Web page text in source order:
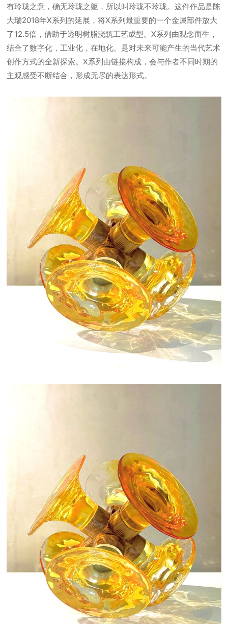
有玲珑之意，确无玲珑之躯，所以叫玲珑不玲珑。这件作品是陈
大瑞2018年X系列的延展，将X系列最重要的一个金属部件放大
了12.5倍，借助于透明树脂浇筑工艺成型。X系列由观念而生，
结合了数字化，工业化，在地化。是对未来可能产生的当代艺术
创作方式的全新探索。X系列由链接构成，会与作者不同时期的
主观感受不断结合，形成无尽的表达形式。